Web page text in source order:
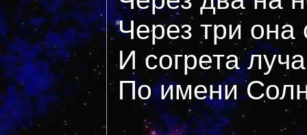
Через три она
И согрета
По имени